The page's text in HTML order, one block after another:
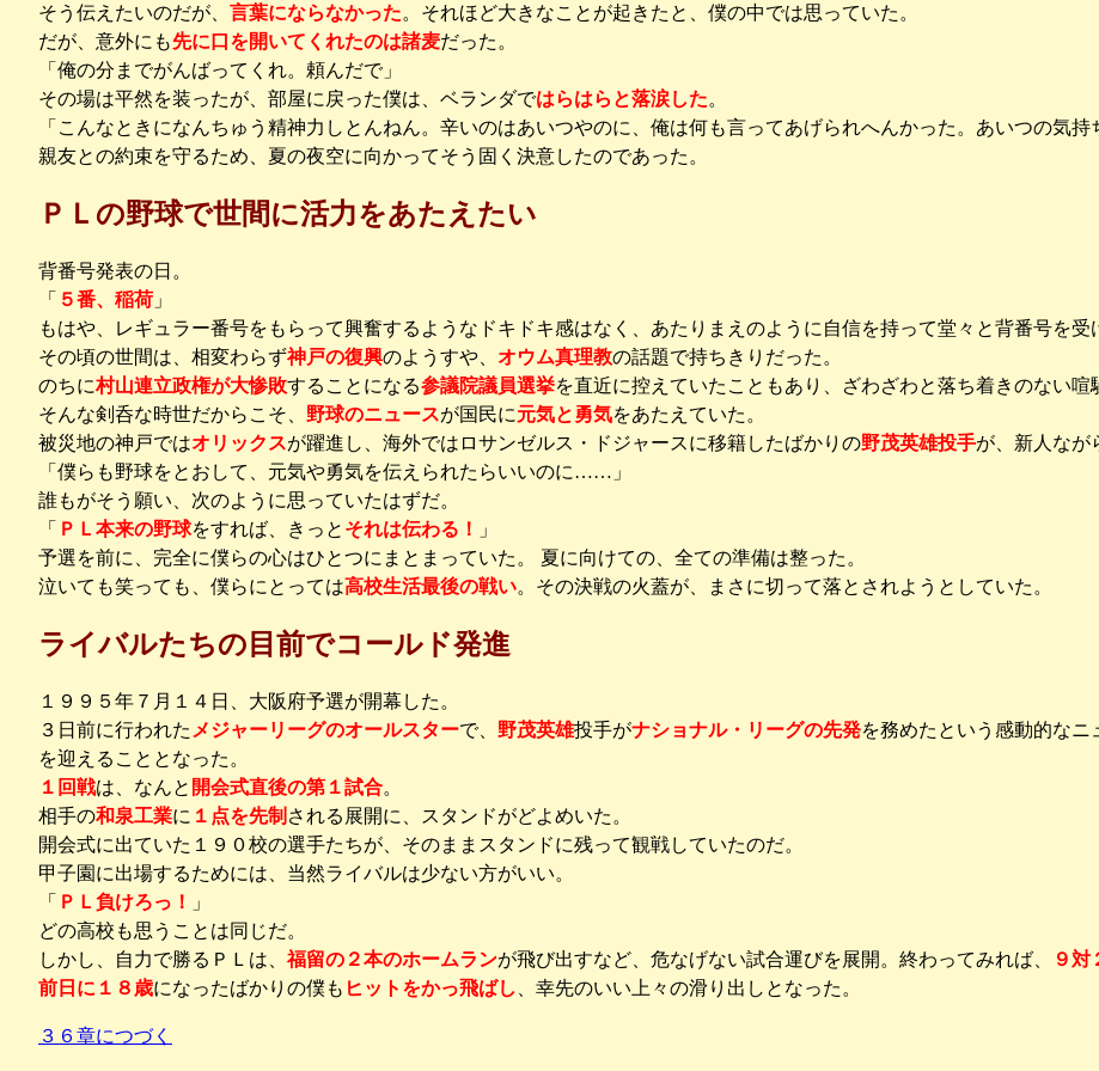
そう伝えたいのだが、 言葉にならなかった。それほど大きなことが起きたと、僕の中では思っていた。
だが、意外にも先に口を開いてくれたのは諸麦だった。
「俺の分までがんばってくれ。頼んだで」
その場は平然を装ったが、部屋に戻った僕は、ベランダではらはらと落涙した。
「こんなときになんちゅう精神力しとんねん。辛いのはあいつやのに、俺は何も言ってあげられへんかった。あいつの気
親友との約束を守るため、夏の夜空に向かってそう固く決意したのであった。
ＰＬの野球で世間に活力をあたえたい
背番号発表の日。
「 ５番、稲荷 」
もはや、レギュラー番号をもらって興奮するようなドキドキ感はなく、あたりまえのように自信を持って堂々と背番号を受
その頃の世間は、相変わらず神戸の復興のようすや、 オウム真理教の話題で持ちきりだった。
のちに村山連立政権が大惨敗することになる参議院議員選挙を直近に控えていたこともあり、ざわざわと落ち着きのない喧
そんな剣呑な時世だからこそ、 野球のニュースが国民に元気と勇気をあたえていた。
被災地の神戸ではオリックスが躍進し、海外ではロサンゼルス・ドジャースに移籍したばかりの野茂英雄投手が、新人なが
「僕らも野球をとおして、元気や勇気を伝えられたらいいのに……」
誰もがそう願い、次のように思っていたはずだ。
「 ＰＬ本来の野球をすれば、きっと それは伝わる！
」
予選を前に、完全に僕らの心はひとつにまとまっていた。 夏に向けての、全ての準備は整った。
泣いても笑っても、僕らにとっては高校生活最後の戦い。その決戦の火蓋が、まさに切って落とされようとしていた。
ライバルたちの目前でコールド発進
１９９５年７月１４日、大阪府予選が開幕した。
３日前に行われた メジャーリーグのオールスターで、 野茂英雄投手がナショナル・リーグの先発を務めたという感動的な
を迎えることとなった。
１回戦は、なんと 開会式直後の第１試合。
相手の和泉工業に １点を先制 される展開に、スタンドがどよめいた。
開会式に出ていた１９０校の選手たちが、そのままスタンドに残って観戦していたのだ。
甲子園に出場するためには、当然ライバルは少ない方がいい。
「 ＰＬ負けろっ！
」
どの高校も思うことは同じだ。
しかし、自力で勝るＰＬは、福留の２本のホームランが飛び出すなど、危なげない試合運びを展開。終わってみれば、 ９対
前日に１８歳になったばかりの僕も ヒットをかっ飛ばし 、幸先のいい上々の滑り出しとなった。
３６章につづく